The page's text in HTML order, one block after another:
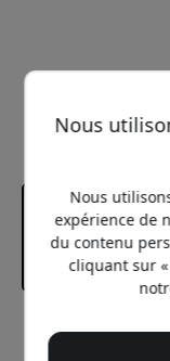
Nous
Nous
expérience de
du contenu
cliquant sur